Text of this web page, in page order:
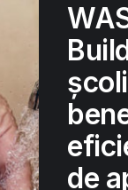
de